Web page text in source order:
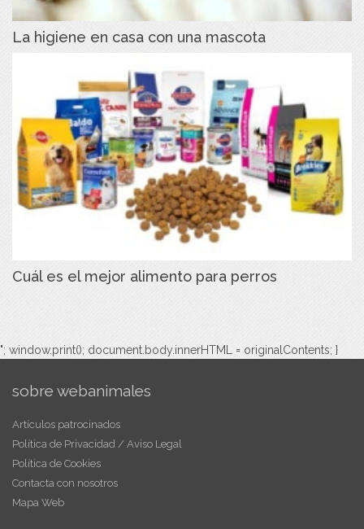
La higiene en casa con una mascota
Cuál es el mejor alimento para perros
"; window.print(); document.body.innerHTML = originalContents; }
sobre webanimales
Artículos patrocinados
Política de Privacidad / Aviso Legal
Política de Cookies
Contacta con nosotros
Mapa Web